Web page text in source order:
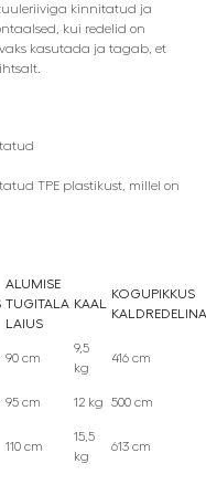
kinnitatud ja
kui redelid on
kasutada ja tagab, et
TPE plastikust, millel on
ALUMISE
TUGITALA
LAIUS
KAAL
KOGUPIKKUS
KALDREDELINA
90 cm
9,5
kg
416 cm
95 cm 12 kg 500 cm
110 cm
15,5
kg
613 cm